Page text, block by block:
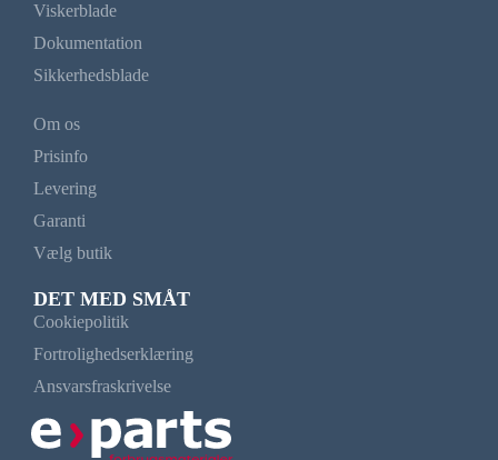
Viskerblade
Dokumentation
Sikkerhedsblade
Om os
Prisinfo
Levering
Garanti
Vælg butik
DET MED SMÅT
Cookiepolitik
Fortrolighedserklæring
Ansvarsfraskrivelse